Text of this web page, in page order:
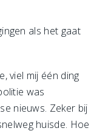
als het gaat
viel mij één ding
was
nieuws. Zeker bij
huisde. Hoe